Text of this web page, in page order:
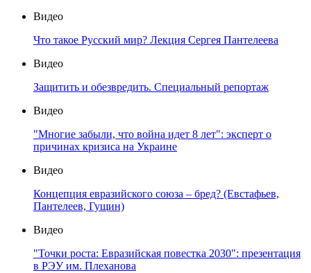
Видео
Что такое Русский мир? Лекция Сергея Пантелеева
Видео
Защитить и обезвредить. Специальный репортаж
Видео
"Многие забыли, что война идет 8 лет": эксперт о
причинах кризиса на Украине
Видео
Концепция евразийского союза – бред? (Евстафьев,
Пантелеев, Гущин)
Видео
"Точки роста: Евразийская повестка 2030": презентация
в РЭУ им. Плеханова